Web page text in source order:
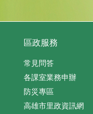
區政服務
常見問答
各課室業務申辦
防災專區
高雄市里政資訊網